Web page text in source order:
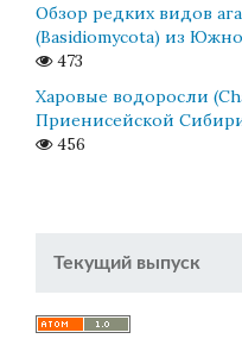
Обзор редких видов
(Basidiomycota) из
473
Харовые водоросли
Приенисейской
456
Текущий выпуск